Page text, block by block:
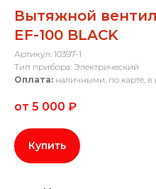
Вытяжной
EF-100 BLACK
Артикул: 10397-1
Тип прибора: Электрический
Оплата: наличными, по карте, в
от 5 000 ₽
Купить